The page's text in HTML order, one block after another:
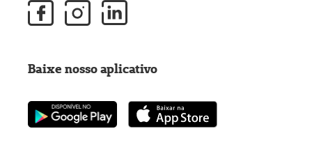
Baixe nosso aplicativo